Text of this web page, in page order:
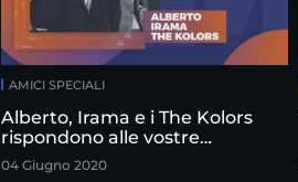
AMICI SPECIALI
Alberto, Irama e i The Kolors
rispondono alle vostre
domande
04 Giugno 2020